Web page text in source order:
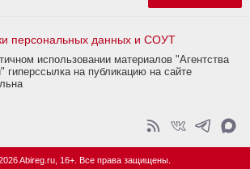
персональных данных и СОУТ
использовании материалов "Агентства
гиперссылка на публикацию на сайте
Abireg.ru, 16+. Все права защищены.